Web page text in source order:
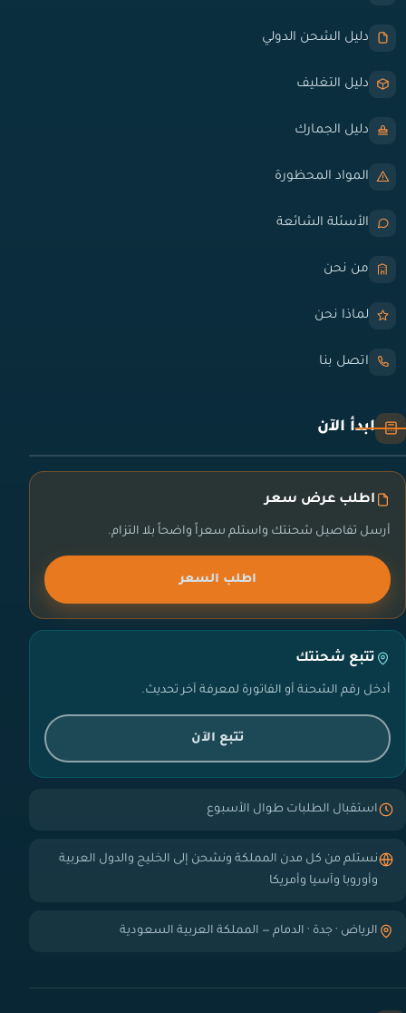
دليل الشحن الدولي
دليل التغليف
دليل الجمارك
المواد المحظورة
الأسئلة الشائعة
من نحن
لماذا نحن
اتصل بنا
ابدأ الآن
اطلب عرض سعر
أرسل تفاصيل شحنتك واستلم سعراً واضحاً بلا التزام.
اطلب السعر
تتبع شحنتك
أدخل رقم الشحنة أو الفاتورة لمعرفة آخر تحديث.
تتبع الآن
استقبال الطلبات طوال الأسبوع
نستلم من كل مدن المملكة ونشحن إلى الخليج والدول العربية
وأوروبا وآسيا وأمريكا
الرياض · جدة · الدمام — المملكة العربية السعودية